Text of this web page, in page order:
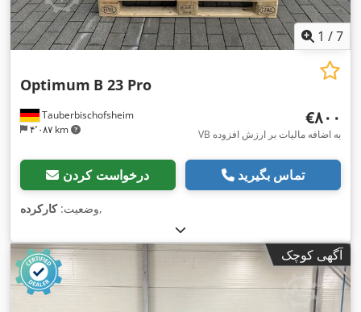
1 /7
Tauberbischofsheim
۴٬۰۸۷ km
Optimum B 23 Pro
‎€۸۰۰
VB به اضافه مالیات بر ارزش افزوده
درخواست کردن تماس بگیرید
وضعیت:کارکرده ,
آگهی کوچک